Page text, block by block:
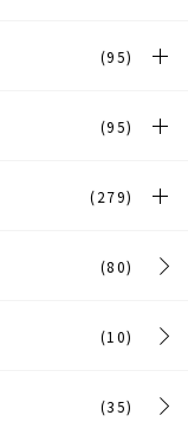
(95)
(95)
(279)
(80)
(10)
(35)